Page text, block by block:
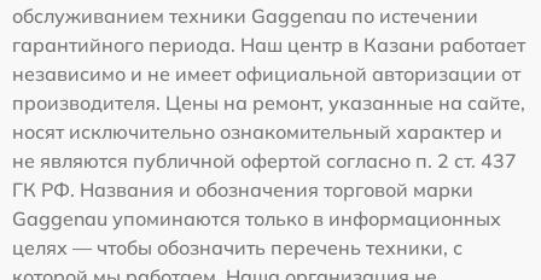
обслуживанием техники Gaggenau по истечении
гарантийного периода. Наш центр в Казани работает
независимо и не имеет официальной авторизации от
производителя. Цены на ремонт, указанные на сайте,
носят исключительно ознакомительный характер и
не являются публичной офертой согласно п. 2 ст. 437
ГК РФ. Названия и обозначения торговой марки
Gaggenau упоминаются только в информационных
целях — чтобы обозначить перечень техники, с